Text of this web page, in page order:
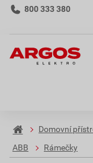
800 333 380
Domovní
ABB
Rámečky